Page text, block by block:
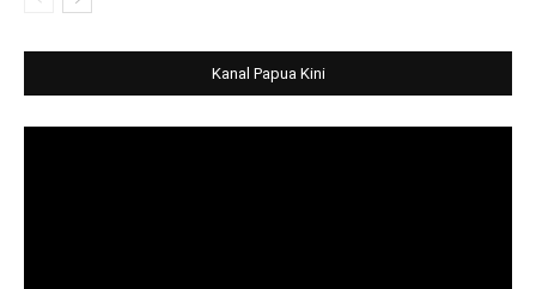
Kanal Papua Kini